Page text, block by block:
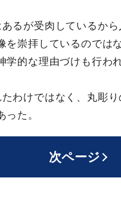
るが受肉しているか
を崇拝しているのでは
的な理由づけも行われ
わけではなく、丸彫
た。
次ページ